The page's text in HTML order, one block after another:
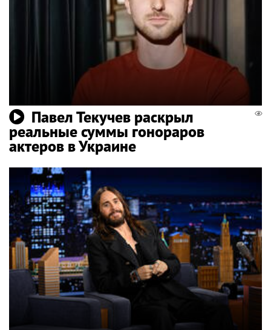
Павел Текучев раскрыл
реальные суммы гонораров
актеров в Украине